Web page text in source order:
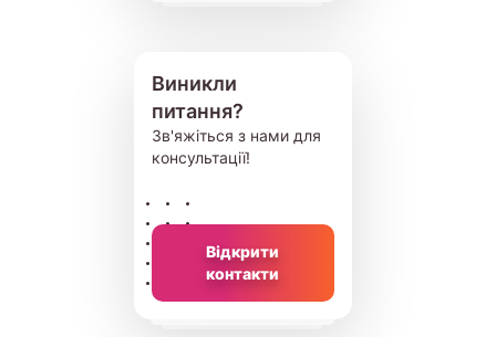
Виникли
питання?
Зв'яжіться з нами для
консультації!
Відкрити
контакти